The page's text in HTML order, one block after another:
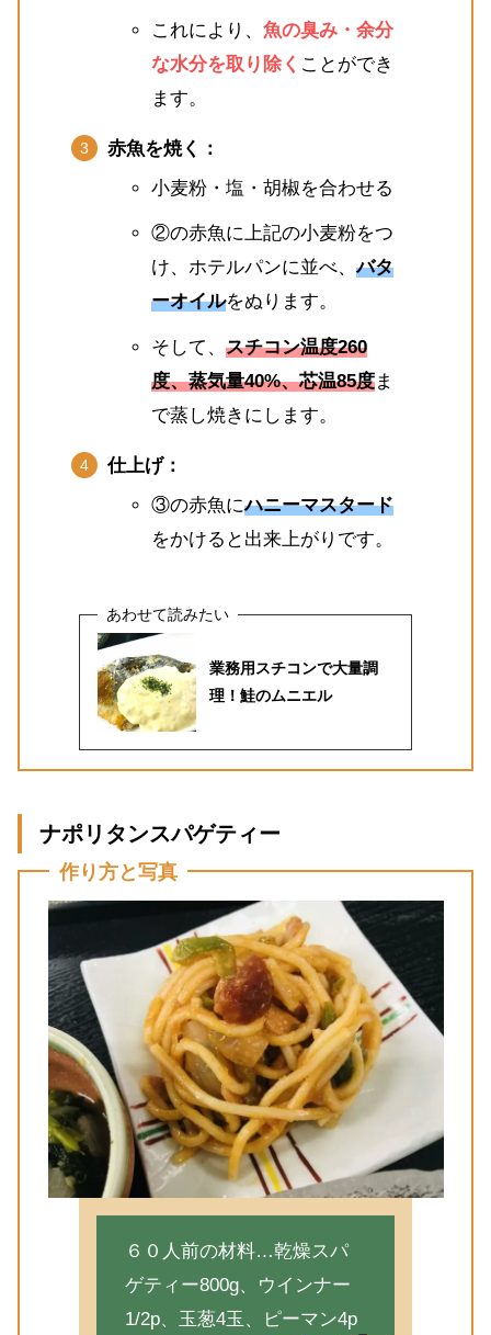
これにより、 魚の臭み・余分
な水分を取り除く ことができ
ます。
赤魚を焼く：
小麦粉・塩・胡椒を合わせる
②の赤魚に上記の小麦粉をつ
け、ホテルパンに並べ、バタ
ーオイルをぬります。
そして、 スチコン温度260
度、蒸気量40%、芯温85度ま
で蒸し焼きにします。
仕上げ：
③の赤魚にハニーマスタード
をかけると出来上がりです。
業務用スチコンで大量調
理！鮭のムニエル
ナポリタンスパゲティー
作り方と写真
６０人前の材料…乾燥スパ
ゲティー800g、ウインナー
1/2p、玉葱4玉、ピーマン4p